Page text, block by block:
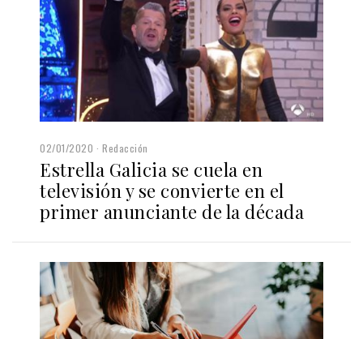
02/01/2020 Redacción
Estrella Galicia se cuela en
televisión y se convierte en el
primer anunciante de la década